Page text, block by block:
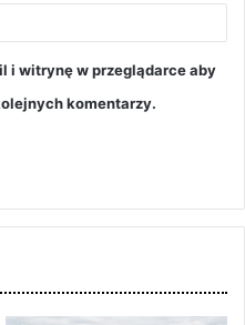
i witrynę w przeglądarce aby
komentarzy.